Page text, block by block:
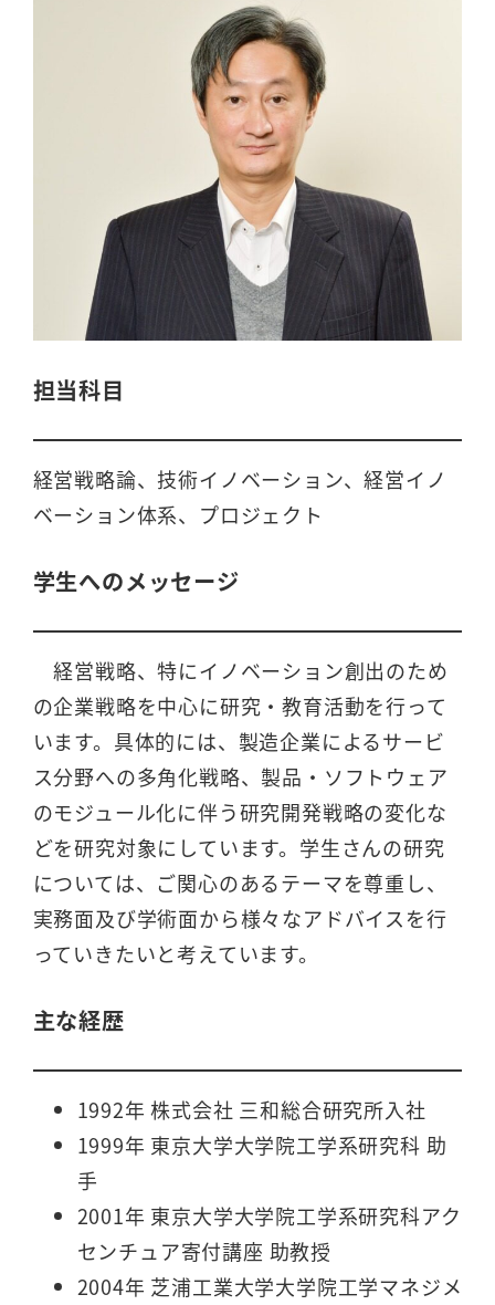
担当科目
経営戦略論、技術イノベーション、経営イノ
ベーション体系、プロジェクト
学生へのメッセージ
経営戦略、特にイノベーション創出のため
の企業戦略を中心に研究・教育活動を行って
います。具体的には、製造企業によるサービ
ス分野への多角化戦略、製品・ソフトウェア
のモジュール化に伴う研究開発戦略の変化な
どを研究対象にしています。学生さんの研究
については、ご関心のあるテーマを尊重し、
実務面及び学術面から様々なアドバイスを行
っていきたいと考えています。
主な経歴
1992年 株式会社 三和総合研究所入社
1999年 東京大学大学院工学系研究科 助
手
2001年 東京大学大学院工学系研究科アク
センチュア寄付講座 助教授
2004年 芝浦工業大学大学院工学マネジメ